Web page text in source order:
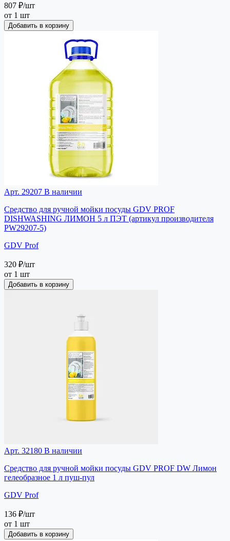
807 ₽/шт
от 1 шт
Добавить в корзину
Арт. 29207 В наличии
Средство для ручной мойки посуды GDV PROF
DISHWASHING ЛИМОН 5 л ПЭТ (артикул производителя
PW29207-5)
GDV Prof
320 ₽/шт
от 1 шт
Добавить в корзину
Арт. 32180 В наличии
Средство для ручной мойки посуды GDV PROF DW Лимон
гелеобразное 1 л пуш-пул
GDV Prof
136 ₽/шт
от 1 шт
Добавить в корзину